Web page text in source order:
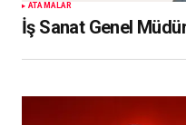
ATAMALAR
İş Sanat Genel